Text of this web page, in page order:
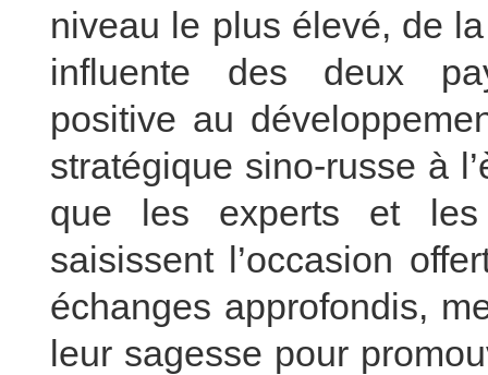
niveau le plus élevé, de
influente des deux
positive au
stratégique sino-russe à
que les experts et les
saisissent l’occasion
échanges approfondis,
leur sagesse pour